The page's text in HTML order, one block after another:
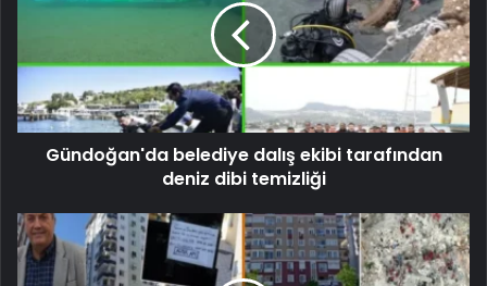
Gündoğan'da belediye dalış ekibi tarafından
deniz dibi temizliği